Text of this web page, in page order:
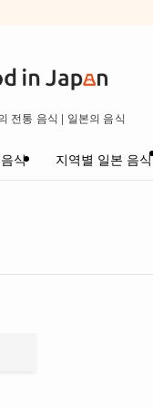
전통 음식 | 일본의 음식
식 지역별 일본 음식